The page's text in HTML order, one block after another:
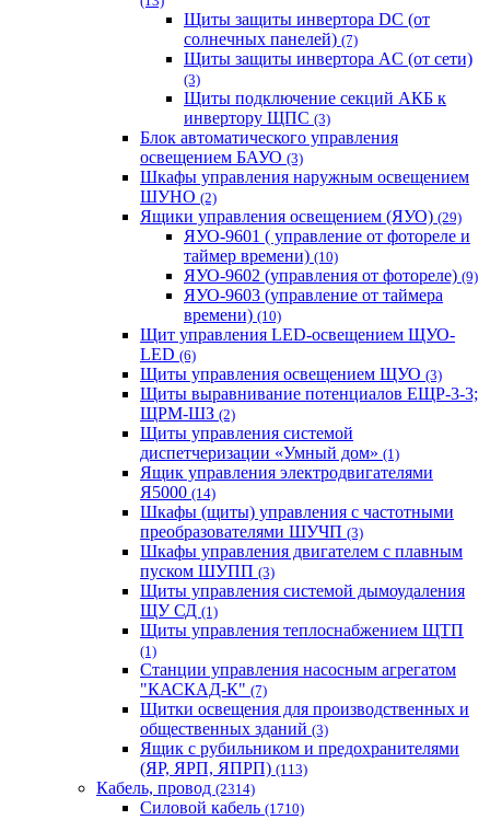
Щиты защиты инвертора DC (от
солнечных панелей) (7)
Щиты защиты инвертора AC (от сети)
(3)
Щиты подключение секций АКБ к
инвертору ЩПС (3)
Блок автоматического управления
освещением БАУО (3)
Шкафы управления наружным освещением
ШУНО (2)
Ящики управления освещением (ЯУО) (29)
ЯУО-9601 ( управление от фотореле и
таймер времени) (10)
ЯУО-9602 (управления от фотореле) (9)
ЯУО-9603 (управление от таймера
времени) (10)
Щит управления LED-освещением ЩУО-
LED (6)
Щиты управления освещением ЩУО (3)
Щиты выравнивание потенциалов ЕЩР-3-3;
ЩРМ-ШЗ (2)
Щиты управления системой
диспетчеризации «Умный дом» (1)
Ящик управления электродвигателями
Я5000 (14)
Шкафы (щиты) управления с частотными
преобразователями ШУЧП (3)
Шкафы управления двигателем с плавным
пуском ШУПП (3)
Щиты управления системой дымоудаления
ЩУ СД (1)
Щиты управления теплоснабжением ЩТП
(1)
Станции управления насосным агрегатом
"КАСКАД-К" (7)
Щитки освещения для производственных и
общественных зданий (3)
Ящик с рубильником и предохранителями
(ЯР, ЯРП, ЯПРП) (113)
Кабель, провод (2314)
Силовой кабель (1710)